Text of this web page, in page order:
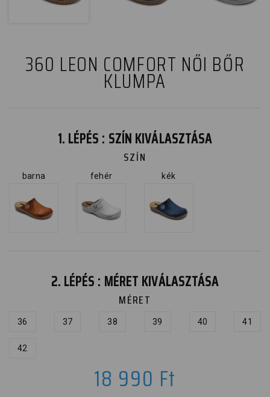
360 LEON COMFORT NŐI BŐR
KLUMPA
1. LÉPÉS : SZÍN KIVÁLASZTÁSA
SZÍN
barna fehér kék
2. LÉPÉS : MÉRET KIVÁLASZTÁSA
MÉRET
36 37 38 39 40 41
42
18 990 Ft